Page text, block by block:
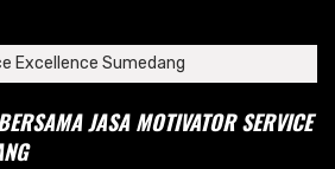
Excellence Sumedang
JASA MOTIVATOR SERVICE